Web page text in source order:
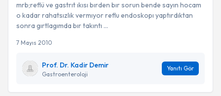
mrb;reflü ve gastrıt ıkısı bırden bır sorun bende sayın hocam
o kadar rahatsızlık vermıyor reflu endoskopı yaptırdıktan
sonra gırtlagımda bır takıntı ...
7 Mayıs 2010
Prof. Dr. Kadir Demir
Gastroenteroloji
Yanıtı Gör